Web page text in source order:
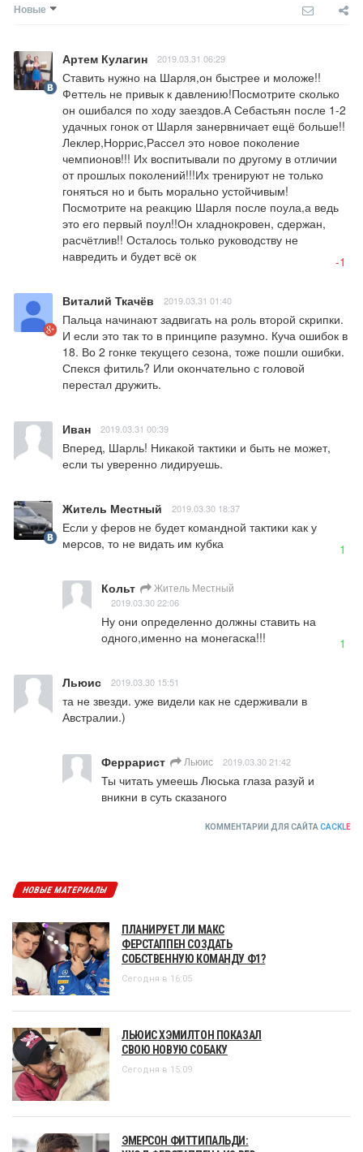
Новые
Артем Кулагин 2019.03.31 06:29
Ставить нужно на Шарля,он быстрее и моложе!!
Феттель не привык к давлению!Посмотрите сколько
он ошибался по ходу заездов.А Себастьян после 1-2
удачных гонок от Шарля занервничает ещё больше!!
Леклер,Норрис,Рассел это новое поколение
чемпионов!!! Их воспитывали по другому в отличии
от прошлых поколений!!!Их тренируют не только
гоняться но и быть морально устойчивым!
Посмотрите на реакцию Шарля после поула,а ведь
это его первый поул!!Он хладнокровен, сдержан,
расчётлив!! Осталось только руководству не
навредить и будет всё ок
-1
Виталий Ткачёв 2019.03.31 01:40
Пальца начинают задвигать на роль второй скрипки.
И если это так то в принципе разумно. Куча ошибок в
18. Во 2 гонке текущего сезона, тоже пошли ошибки.
Спекся фитиль? Или окончательно с головой
перестал дружить.
Иван 2019.03.31 00:39
Вперед, Шарль! Никакой тактики и быть не может,
если ты уверенно лидируешь.
Житель Местный 2019.03.30 18:37
Если у феров не будет командной тактики как у
мерсов, то не видать им кубка
1
Кольт Житель Местный
2019.03.30 22:06
Ну они определенно должны ставить на
одного,именно на монегаска!!!
1
Льюис 2019.03.30 15:51
та не звезди. уже видели как не сдерживали в
Австралии.)
Феррарист Льюис 2019.03.30 21:42
Ты читать умеешь Люська глаза разуй и
вникни в суть сказаного
КОММЕНТАРИИ ДЛЯ САЙТА CACKLE
НОВЫЕ МАТЕРИАЛЫ
ПЛАНИРУЕТ ЛИ МАКС
ФЕРСТАППЕН СОЗДАТЬ
СОБСТВЕННУЮ КОМАНДУ Ф1?
Сегодня в 16:05
ЛЬЮИС ХЭМИЛТОН ПОКАЗАЛ
СВОЮ НОВУЮ СОБАКУ
Сегодня в 15:09
ЭМЕРСОН ФИТТИПАЛЬДИ: